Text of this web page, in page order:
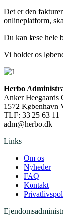
Det er den
onlineplatform,
Du kan læse hele
Vi holder os
Herbo
Anker Heegaards
1572 København
TLF: 33 25 63 11
adm@herbo.dk
Links
Om os
Nyheder
FAQ
Kontakt